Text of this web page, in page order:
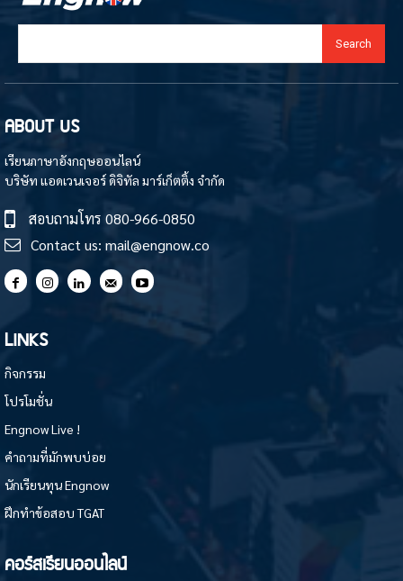
Search
ABOUT US
เรียนภาษาอังกฤษออนไลน์
บริษัท แอดเวนเจอร์ ดิจิทัล มาร์เก็ตติ้ง จำกัด
สอบถามโทร 080-966-0850
Contact us: mail@engnow.co
LINKS
กิจกรรม
โปรโมชั่น
Engnow Live !
คำถามที่มักพบบ่อย
นักเรียนทุน Engnow
ฝึกทำข้อสอบ TGAT
คอร์สเรียนออนไลน์